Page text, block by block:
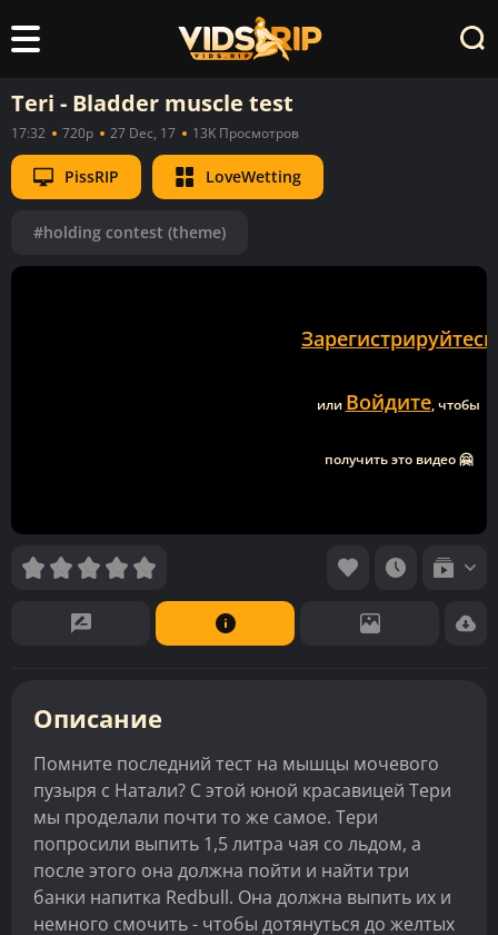
Teri - Bladder muscle test
17:32 720p 27 Dec, 17 13K Просмотров
PissRIP LoveWetting
#holding contest (theme)
Зарегистрируйтесь
или Войдите, чтобы
получить это видео 🤗
Описание
Помните последний тест на мышцы мочевого
пузыря с Натали? С этой юной красавицей Тери
мы проделали почти то же самое. Тери
попросили выпить 1,5 литра чая со льдом, а
после этого она должна пойти и найти три
банки напитка Redbull. Она должна выпить их и
немного смочить - чтобы дотянуться до желтых